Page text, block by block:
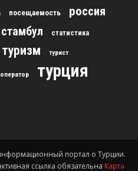
посещаемость россия
стамбул статистика
туризм турист
турция
портал о Турции.
ссылка обязательна Карта